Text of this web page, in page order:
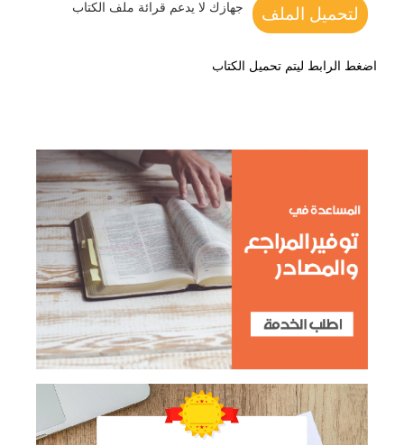
لتحميل الملف جهازك لا يدعم قرائة ملف الكتاب
اضغط الرابط ليتم تحميل الكتاب